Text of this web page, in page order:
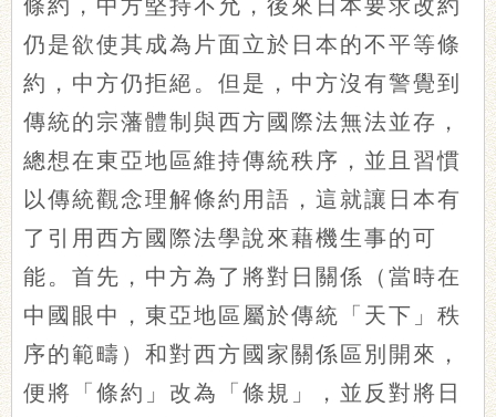
條約，中方堅持不允，後來日本要求改約
仍是欲使其成為片面立於日本的不平等條
約，中方仍拒絕。但是，中方沒有警覺到
傳統的宗藩體制與西方國際法無法並存，
總想在東亞地區維持傳統秩序，並且習慣
以傳統觀念理解條約用語，這就讓日本有
了引用西方國際法學說來藉機生事的可
能。首先，中方為了將對日關係（當時在
中國眼中，東亞地區屬於傳統「天下」秩
序的範疇）和對西方國家關係區別開來，
便將「條約」改為「條規」，並反對將日